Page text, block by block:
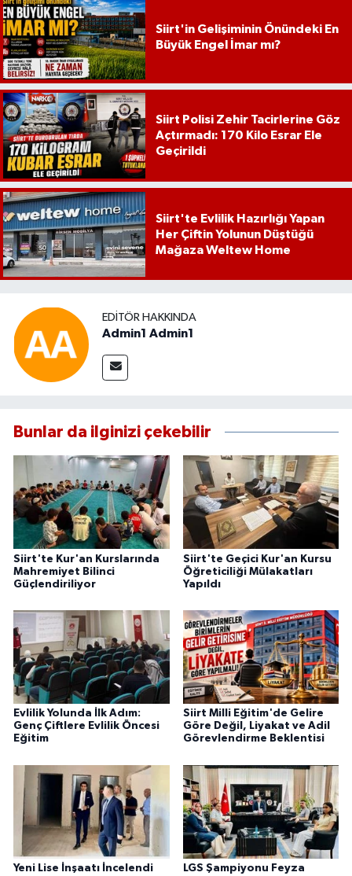
Siirt'in Gelişiminin Önündeki En
Büyük Engel İmar mı?
Siirt Polisi Zehir Tacirlerine Göz
Açtırmadı: 170 Kilo Esrar Ele
Geçirildi
Siirt'te Evlilik Hazırlığı Yapan
Her Çiftin Yolunun Düştüğü
Mağaza Weltew Home
EDITÖR HAKKINDA
Admin1 Admin1
Bunlar da ilginizi çekebilir
Siirt'te Kur'an Kurslarında
Mahremiyet Bilinci
Güçlendiriliyor
Siirt'te Geçici Kur'an Kursu
Öğreticiliği Mülakatları
Yapıldı
Evlilik Yolunda İlk Adım:
Genç Çiftlere Evlilik Öncesi
Eğitim
Siirt Milli Eğitim'de Gelire
Göre Değil, Liyakat ve Adil
Görevlendirme Beklentisi
Yeni Lise İnşaatı İncelendi
LGS Şampiyonu Feyza